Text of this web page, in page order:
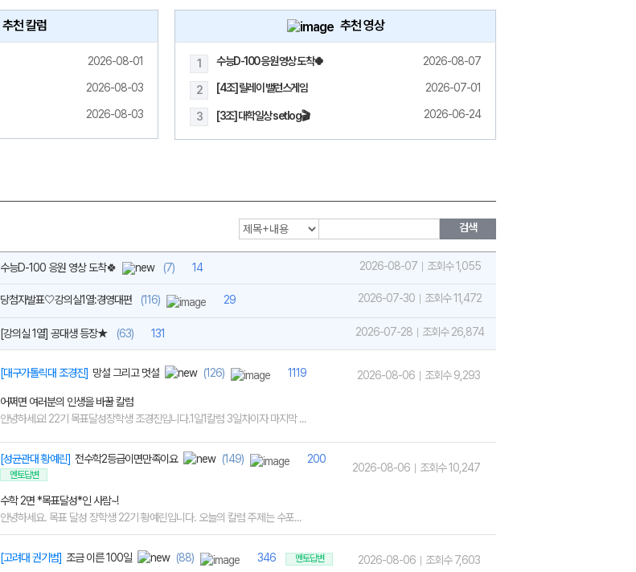
추천 칼럼
2026-08-01
2026-08-03
2026-08-03
추천 영상
1 수능D-100 응원 영상 도착🍀 2026-08-07
2 [4조] 릴레이 밸런스게임 2026-07-01
3 [3조] 대학일상 setlog🎬 2026-06-24
검색
수능D-100 응원 영상 도착🍀 (7) 14 2026-08-07 조회수 1,055
당첨자발표🤍강의실1열:경영대편 (116) 29 2026-07-30 조회수 11,472
[강의실 1열] 공대생 등장★ (63) 131 2026-07-28 조회수 26,874
[대구가톨릭대 조경진] 망설 그리고 멋설 (126) 1119
어쩌면 여러분의 인생을 바꿀 칼럼
안녕하세요! 22기 목표달성장학생 조경진입니다.1일1칼럼 3일차이자 마지막 ...
2026-08-06 조회수 9,293
[성균관대 황예린] 전수학2등급이면만족이요 (149) 200
멘토답변
수학 2면 *목표달성*인 사람~!
안녕하세요. 목표 달성 장학생 22기 황예린입니다. 오늘의 칼럼 주제는 수포...
2026-08-06 조회수 10,247
[고려대 권기범] 조금 이른 100일 (88) 346 멘토답변 2026-08-06 조회수 7,603